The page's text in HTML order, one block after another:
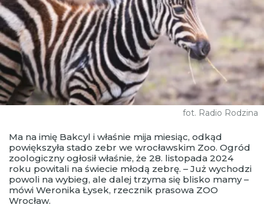
fot. Radio Rodzina
Ma na imię Bakcyl i właśnie mija miesiąc, odkąd
powiększyła stado zebr we wrocławskim Zoo. Ogród
zoologiczny ogłosił właśnie, że 28. listopada 2024
roku powitali na świecie młodą zebrę. – Już wychodzi
powoli na wybieg, ale dalej trzyma się blisko mamy –
mówi Weronika Łysek, rzecznik prasowa ZOO
Wrocław.